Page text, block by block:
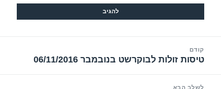
קודם
הפוסט
טיסות זולות לבוקרשט בנובמבר 06/11/2016
לשלב הבא